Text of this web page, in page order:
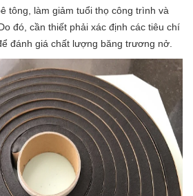
tông, làm giảm tuổi thọ công trình và
đó, cần thiết phải xác định các tiêu chí
đánh giá chất lượng băng trương nở.